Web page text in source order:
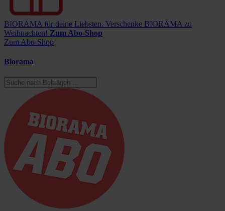
BIORAMA für deine Liebsten. Verschenke BIORAMA zu
Weihnachten! Zum Abo-Shop
Zum Abo-Shop
Biorama